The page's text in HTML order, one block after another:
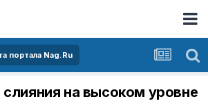
портала Nag.Ru
на высоком уровне